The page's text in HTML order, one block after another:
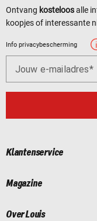
Ontvang kosteloosalle
koopjes of interessante
Info privacybescherming
Jouw e-mailadres
Klantenservice
Magazine
Over Louis